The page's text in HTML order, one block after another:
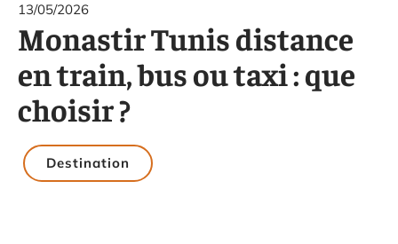
13/05/2026
Monastir Tunis distance
en train, bus ou taxi : que
choisir ?
Destination